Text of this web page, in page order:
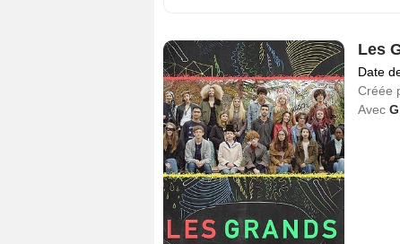
Les
Date
Créée
Avec